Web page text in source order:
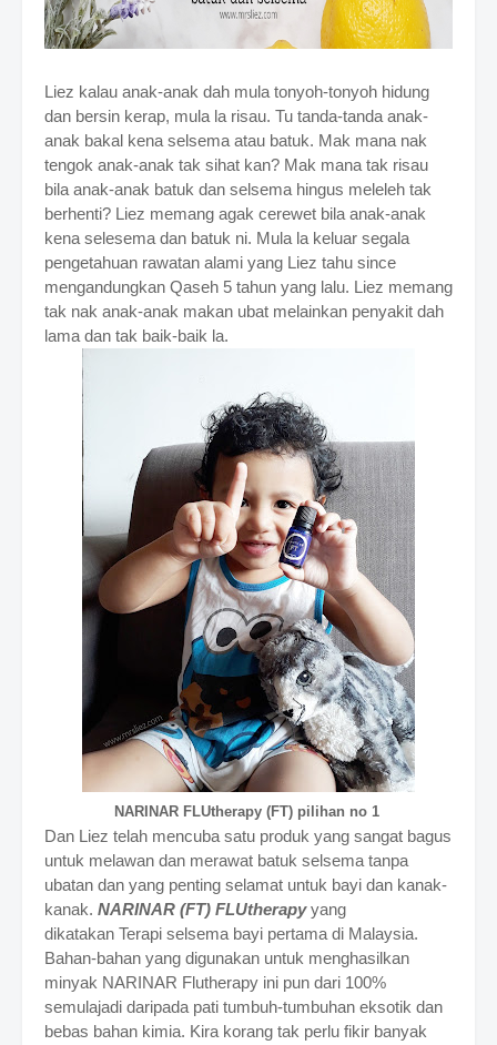
Liez kalau anak-anak dah mula tonyoh-tonyoh hidung
dan bersin kerap, mula la risau. Tu tanda-tanda anak-
anak bakal kena selsema atau batuk. Mak mana nak
tengok anak-anak tak sihat kan? Mak mana tak risau
bila anak-anak batuk dan selsema hingus meleleh tak
berhenti? Liez memang agak cerewet bila anak-anak
kena selesema dan batuk ni. Mula la keluar segala
pengetahuan rawatan alami yang Liez tahu since
mengandungkan Qaseh 5 tahun yang lalu. Liez memang
tak nak anak-anak makan ubat melainkan penyakit dah
lama dan tak baik-baik la.
NARINAR FLUtherapy (FT) pilihan no 1
Dan Liez telah mencuba satu produk yang sangat bagus
untuk melawan dan merawat batuk selsema tanpa
ubatan dan yang penting selamat untuk bayi dan kanak-
kanak. NARINAR (FT) FLUtherapyyang
dikatakan Terapi selsema bayi pertama di Malaysia.
Bahan-bahan yang digunakan untuk menghasilkan
minyak NARINAR Flutherapy ini pun dari 100%
semulajadi daripada pati tumbuh-tumbuhan eksotik dan
bebas bahan kimia. Kira korang tak perlu fikir banyak